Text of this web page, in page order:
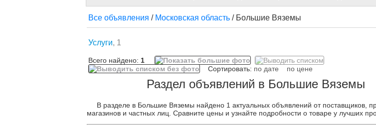
Все объявления / Московская область / Большие Вяземы
Услуги, 1
Всего найдено: 1
Сортировать: по дате по цене
Раздел объявлений в Большие Вяземы
В разделе в Большие Вяземы найдено 1 актуальных объявлений от поставщиков,
магазинов и частных лиц. Сравните цены и узнайте подробности о товаре у лучших